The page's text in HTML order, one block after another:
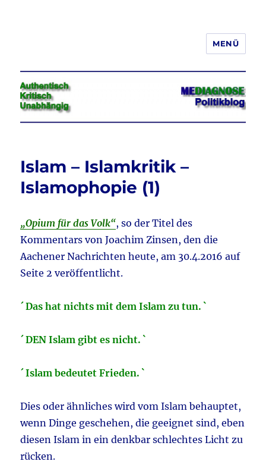
Jeder hat das Recht, seine
Meinung in Wort, Schrift und Bild
frei zu äußern und zu verbreiten
MENÜ
Islam – Islamkritik –
Islamophopie (1)
„Opium für das Volk“, so der Titel des
Kommentars von Joachim Zinsen, den die
Aachener Nachrichten heute, am 30.4.2016 auf
Seite 2 veröffentlicht.
´ Das hat nichts mit dem Islam zu tun. `
´ DEN Islam gibt es nicht. `
´ Islam bedeutet Frieden. `
Dies oder ähnliches wird vom Islam behauptet,
wenn Dinge geschehen, die geeignet sind, eben
diesen Islam in ein denkbar schlechtes Licht zu
rücken.